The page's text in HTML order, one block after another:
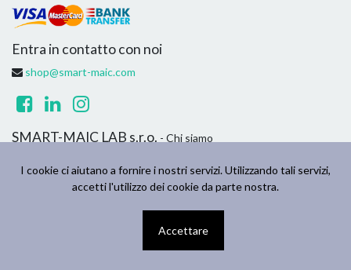
I cookie ci aiutano a fornire i nostri servizi. Utilizzando tali servizi,
accetti l'utilizzo dei cookie da parte nostra.
Accettare
Entra in contatto con noi
shop@smart-maic.com
SMART-MAIC LAB s.r.o. - Chi siamo
la vita di tutti attraverso prodotti innovativi. Creiamo prodotti
eccezionali per risolvere i problemi di casa e dell'azienda.
SMART-MAIC LAB s.r.o.